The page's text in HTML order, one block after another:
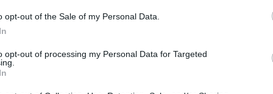
opt-out of the Sale of my Personal Data.
opt-out of processing my Personal Data for Targeted
sempre a essência que nos distingue.
da área de expositores e de iniciativas
não só atrai cada vez mais público, como
um fim social e solidário”.